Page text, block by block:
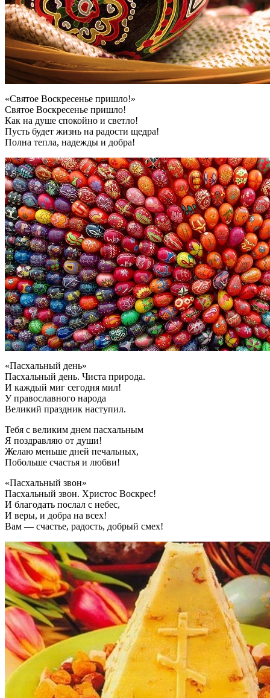
«Святое Воскресенье пришло!»
Святое Воскресенье пришло!
Как на душе спокойно и светло!
Пусть будет жизнь на радости щедра!
Полна тепла, надежды и добра!
«Пасхальный день»
Пасхальный день. Чиста природа.
И каждый миг сегодня мил!
У православного народа
Великий праздник наступил.
Тебя с великим днем пасхальным
Я поздравляю от души!
Желаю меньше дней печальных,
Побольше счастья и любви!
«Пасхальный звон»
Пасхальный звон. Христос Воскрес!
И благодать послал с небес,
И веры, и добра на всех!
Вам — счастье, радость, добрый смех!